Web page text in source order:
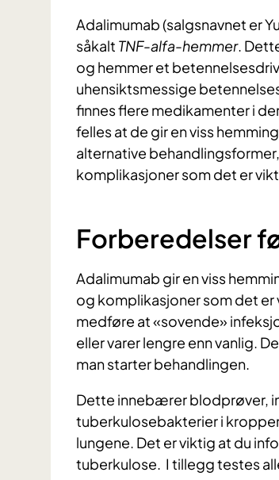
Adalimumab (salgsnavnet er
såkalt TNF-alfa-hemmer.
og hemmer et
uhensiktsmessige
finnes flere medikamenter i
felles at de gir en viss
alternative
komplikasjoner som det er
Forberedelser
Adalimumab gir en viss
og komplikasjoner som det
medføre at «sovende»
eller varer lengre enn vanlig.
man starter behandlingen.
Dette innebærer blodprøver,
tuberkulosebakterier i
lungene. Det er viktig at du
tuberkulose. I tillegg testes